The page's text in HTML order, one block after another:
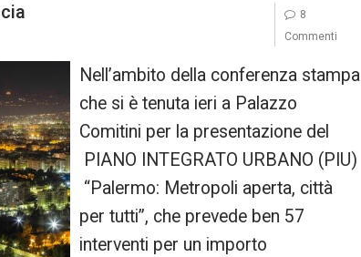
Nell’ambito della conferenza stampa
che si è tenuta ieri a Palazzo
Comitini per la presentazione del
PIANO INTEGRATO URBANO (PIU)
“Palermo: Metropoli aperta, città
per tutti”, che prevede ben 57
interventi per un importo
8
Commenti